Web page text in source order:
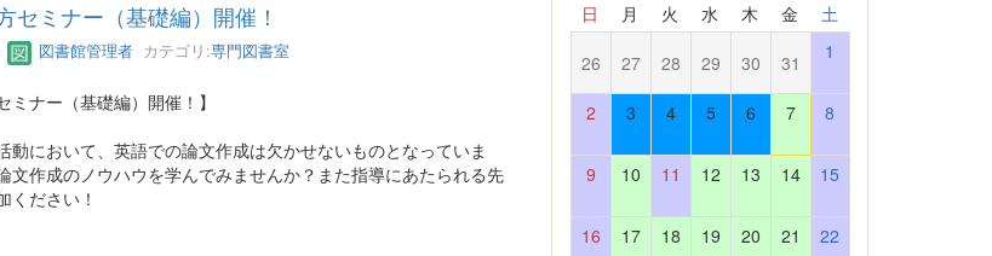
セミナー（基礎編）開催！
図書館管理者カテゴリ:専門図書室
ミナー（基礎編）開催！】
動において、英語での論文作成は欠かせないものとなっていま
文作成のノウハウを学んでみませんか？また指導にあたられる先
ください！
日 月 火 水 木 金 土
26 27 28 29 30 31 1
2 3 4 5 6 7 8
9 10 11 12 13 14 15
16 17 18 19 20 21 22